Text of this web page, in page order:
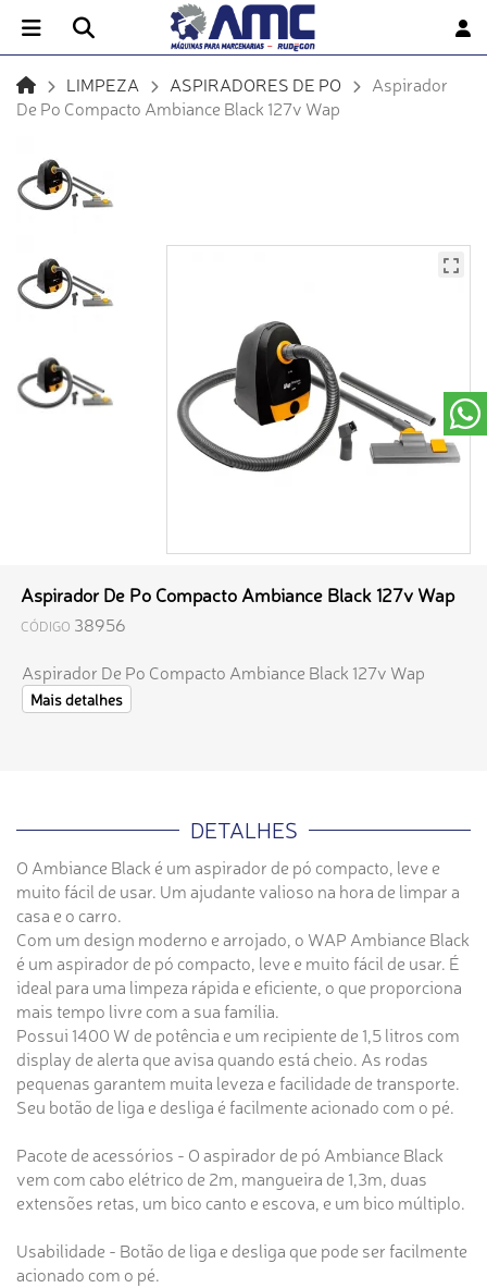
LIMPEZA ASPIRADORES DE PO
Aspirador
De Po Compacto Ambiance Black 127v Wap
Aspirador De Po Compacto Ambiance Black 127v Wap
CÓDIGO 38956
Aspirador De Po Compacto Ambiance Black 127v Wap
Mais detalhes
DETALHES
O Ambiance Black é um aspirador de pó compacto, leve e
muito fácil de usar. Um ajudante valioso na hora de limpar a
casa e o carro.
Com um design moderno e arrojado, o WAP Ambiance Black
é um aspirador de pó compacto, leve e muito fácil de usar. É
ideal para uma limpeza rápida e eficiente, o que proporciona
mais tempo livre com a sua família.
Possui 1400 W de potência e um recipiente de 1,5 litros com
display de alerta que avisa quando está cheio. As rodas
pequenas garantem muita leveza e facilidade de transporte.
Seu botão de liga e desliga é facilmente acionado com o pé.
Pacote de acessórios - O aspirador de pó Ambiance Black
vem com cabo elétrico de 2m, mangueira de 1,3m, duas
extensões retas, um bico canto e escova, e um bico múltiplo.
Usabilidade - Botão de liga e desliga que pode ser facilmente
acionado com o pé.